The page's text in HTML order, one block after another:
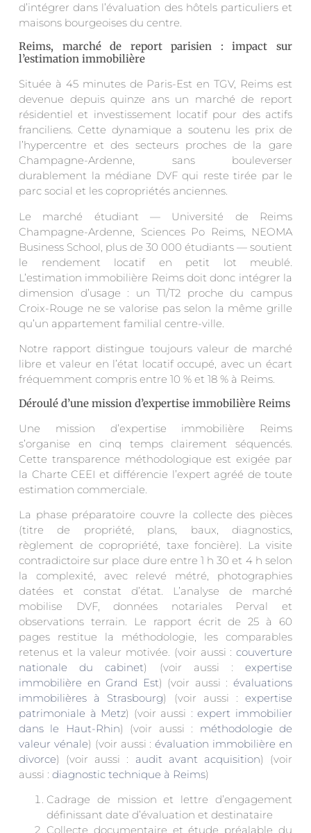
d’intégrer dans l’évaluation des hôtels particuliers et
maisons bourgeoises du centre.
Reims, marché de report parisien : impact sur
l’estimation immobilière
Située à 45 minutes de Paris-Est en TGV, Reims est
devenue depuis quinze ans un marché de report
résidentiel et investissement locatif pour des actifs
franciliens. Cette dynamique a soutenu les prix de
l’hypercentre et des secteurs proches de la gare
Champagne-Ardenne, sans bouleverser
durablement la médiane DVF qui reste tirée par le
parc social et les copropriétés anciennes.
Le marché étudiant — Université de Reims
Champagne-Ardenne, Sciences Po Reims, NEOMA
Business School, plus de 30 000 étudiants — soutient
le rendement locatif en petit lot meublé.
L’estimation immobilière Reims doit donc intégrer la
dimension d’usage : un T1/T2 proche du campus
Croix-Rouge ne se valorise pas selon la même grille
qu’un appartement familial centre-ville.
Notre rapport distingue toujours valeur de marché
libre et valeur en l’état locatif occupé, avec un écart
fréquemment compris entre 10 % et 18 % à Reims.
Déroulé d’une mission d’expertise immobilière Reims
Une mission d’expertise immobilière Reims
s’organise en cinq temps clairement séquencés.
Cette transparence méthodologique est exigée par
la Charte CEEI et différencie l’expert agréé de toute
estimation commerciale.
La phase préparatoire couvre la collecte des pièces
(titre de propriété, plans, baux, diagnostics,
règlement de copropriété, taxe foncière). La visite
contradictoire sur place dure entre 1 h 30 et 4 h selon
la complexité, avec relevé métré, photographies
datées et constat d’état. L’analyse de marché
mobilise DVF, données notariales Perval et
observations terrain. Le rapport écrit de 25 à 60
pages restitue la méthodologie, les comparables
retenus et la valeur motivée. (voir aussi : couverture
nationale du cabinet) (voir aussi :expertise
immobilière en Grand Est) (voir aussi :évaluations
immobilières à Strasbourg) (voir aussi :expertise
patrimoniale à Metz) (voir aussi :expert immobilier
dans le Haut-Rhin) (voir aussi : méthodologie de
valeur vénale) (voir aussi :évaluation immobilière en
divorce) (voir aussi : audit avant acquisition) (voir
aussi : diagnostic technique à Reims)
Cadrage de mission et lettre d’engagement
définissant date d’évaluation et destinataire
Collecte documentaire et étude préalable du